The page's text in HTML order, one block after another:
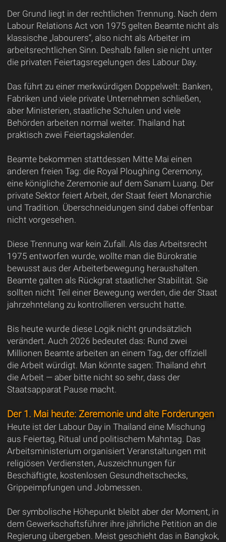
Der Grund liegt in der rechtlichen Trennung. Nach dem
Labour Relations Act von 1975 gelten Beamte nicht als
klassische „labourers“, also nicht als Arbeiter im
arbeitsrechtlichen Sinn. Deshalb fallen sie nicht unter
die privaten Feiertagsregelungen des Labour Day.
Das führt zu einer merkwürdigen Doppelwelt: Banken,
Fabriken und viele private Unternehmen schließen,
aber Ministerien, staatliche Schulen und viele
Behörden arbeiten normal weiter. Thailand hat
praktisch zwei Feiertagskalender.
Beamte bekommen stattdessen Mitte Mai einen
anderen freien Tag: die Royal Ploughing Ceremony,
eine königliche Zeremonie auf dem Sanam Luang. Der
private Sektor feiert Arbeit, der Staat feiert Monarchie
und Tradition. Überschneidungen sind dabei offenbar
nicht vorgesehen.
Diese Trennung war kein Zufall. Als das Arbeitsrecht
1975 entworfen wurde, wollte man die Bürokratie
bewusst aus der Arbeiterbewegung heraushalten.
Beamte galten als Rückgrat staatlicher Stabilität. Sie
sollten nicht Teil einer Bewegung werden, die der Staat
jahrzehntelang zu kontrollieren versucht hatte.
Bis heute wurde diese Logik nicht grundsätzlich
verändert. Auch 2026 bedeutet das: Rund zwei
Millionen Beamte arbeiten an einem Tag, der offiziell
die Arbeit würdigt. Man könnte sagen: Thailand ehrt
die Arbeit — aber bitte nicht so sehr, dass der
Staatsapparat Pause macht.
Der 1. Mai heute: Zeremonie und alte Forderungen
Heute ist der Labour Day in Thailand eine Mischung
aus Feiertag, Ritual und politischem Mahntag. Das
Arbeitsministerium organisiert Veranstaltungen mit
religiösen Verdiensten, Auszeichnungen für
Beschäftigte, kostenlosen Gesundheitschecks,
Grippeimpfungen und Jobmessen.
Der symbolische Höhepunkt bleibt aber der Moment, in
dem Gewerkschaftsführer ihre jährliche Petition an die
Regierung übergeben. Meist geschieht das in Bangkok,